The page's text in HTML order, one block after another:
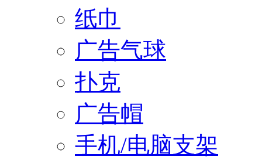
纸巾
广告气球
扑克
广告帽
手机/电脑支架